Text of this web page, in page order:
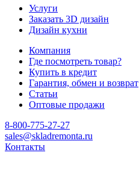
Услуги
Заказать 3D дизайн
Дизайн кухни
Компания
Где посмотреть товар?
Купить в кредит
Гарантия, обмен и возврат
Статьи
Оптовые продажи
8-800-775-27-27
sales@skladremonta.ru
Контакты